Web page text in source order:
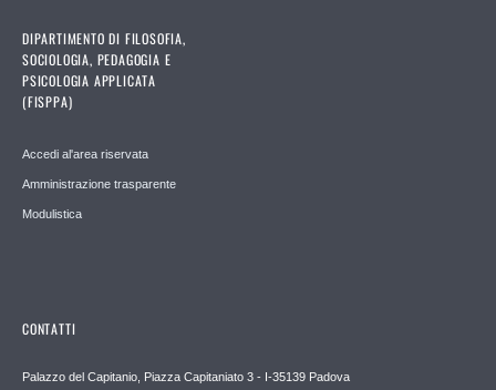
DIPARTIMENTO DI FILOSOFIA,
SOCIOLOGIA, PEDAGOGIA E
PSICOLOGIA APPLICATA
(FISPPA)
Accedi al'area riservata
Amministrazione trasparente
Modulistica
CONTATTI
Palazzo del Capitanio, Piazza Capitaniato 3 - I-35139 Padova